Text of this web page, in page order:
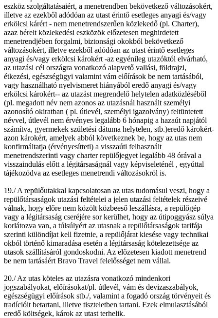
eszköz szolgáltatásaiért, a menetrendben bekövetkező változásokért,
illetve az ezekből adódóan az utast érintő esetleges anyagi és/vagy
erkölcsi kárért - nem menetrendszerűen közlekedő (pl. Charter),
azaz bérelt közlekedési eszközök előzetesen meghirdetett
menetrendjében forgalmi, biztonsági okokból bekövetkező
változásokért, illetve ezekből adódóan az utast érintő esetleges
anyagi és/vagy erkölcsi károkért -az egyénileg utazóktól elvárható,
az utazási cél országra vonatkozó alapvető vallási, földrajzi,
étkezési, egészségügyi valamint vám előírások be nem tartásából,
vagy használható nyelvismeret hiányából eredő anyagi és/vagy
erkölcsi károkért-- az utazást megrendelő helytelen adatközléséből
(pl. megadott név nem azonos az utazásnál használt személyi
azonosító okiratban ( pl. útlevél, személyi igazolvány) feltüntetett
névvel, útlevél nem érvényes legalább 6 hónapig a hazaút napjától
számítva, gyermekek születési dátuma helytelen, stb.)eredő károkért-
azon károkért, amelyek abból következnek be, hogy az utas nem
konfirmáltatja (érvényesítteti) a visszaúti felhasznált
menetrendszerinti vagy charter repülőjegyet legalább 48 órával a
visszaindulás előtt a légitársaságnál vagy képviseleténél , egyúttal
tájékozódva az esetleges menetrendi változásokról is.
19./ A repülőutakkal kapcsolatosan az utas tudomásul veszi, hogy a
repülőtársaságok utazási feltételei a jelen utazási feltételek részeivé
válnak, hogy előre nem közölt közbeeső leszállásra, a repülőgép
vagy a légitársaság cseréjére sor kerülhet, hogy az útipoggyász súlya
korlátozva van, a túlsúlyért az utasnak a repülőtársaságok tarifája
szerinti különdíjat kell fizetnie, a repülőjárat kiesése vagy technikai
okból történő kimaradása esetén a légitársaság kötelezettsége az
utasok szállításáról gondoskodni. Az előzetesen kiadott menetrend
be nem tartásáért Bravo Travel felelősséget nem vállal.
20./ Az utas köteles az utazásra vonatkozó mindenkori
jogszabályokat, előírásokat/pl. útlevél, vám és devizaszabályok,
egészségügyi előírások stb./, valamint a fogadó ország törvényeit és
tradícióit betartani, illetve tiszteletben tartani. Ezek elmulasztásából
eredő költségek, károk az utast terhelik.